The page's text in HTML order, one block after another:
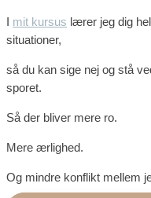
I mit kursus lærer jeg dig
situationer,
så du kan sige nej og stå
sporet.
Så der bliver mere ro.
Mere ærlighed.
Og mindre konflikt mellem